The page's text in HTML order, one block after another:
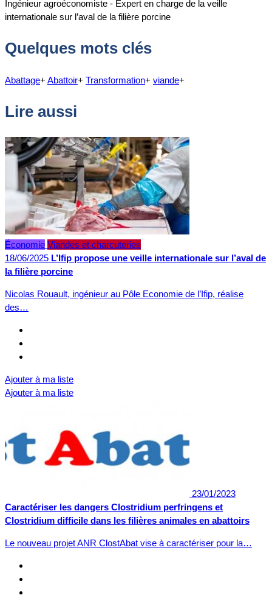
Ingénieur agroéconomiste - Expert en charge de la veille
internationale sur l’aval de la filière porcine
Quelques mots clés
Abattage+ Abattoir+ Transformation+ viande+
Lire aussi
Économie Viandes et charcuteries
18/06/2025 L’Ifip propose une veille internationale sur l’aval de
la filière porcine
Nicolas Rouault, ingénieur au Pôle Economie de l’Ifip, réalise
des…
Ajouter à ma liste
Ajouter à ma liste
23/01/2023
Caractériser les dangers Clostridium perfringens et
Clostridium difficile dans les filières animales en abattoirs
Le nouveau projet ANR ClostAbat vise à caractériser pour la…